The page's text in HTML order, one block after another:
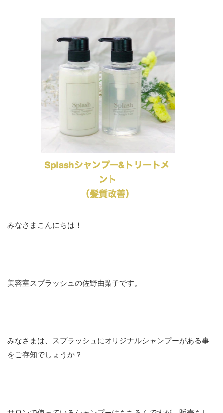
みなさまこんにちは！
美容室スプラッシュの佐野由梨子です。
みなさまは、スプラッシュにオリジナルシャンプーがある事
をご存知でしょうか？